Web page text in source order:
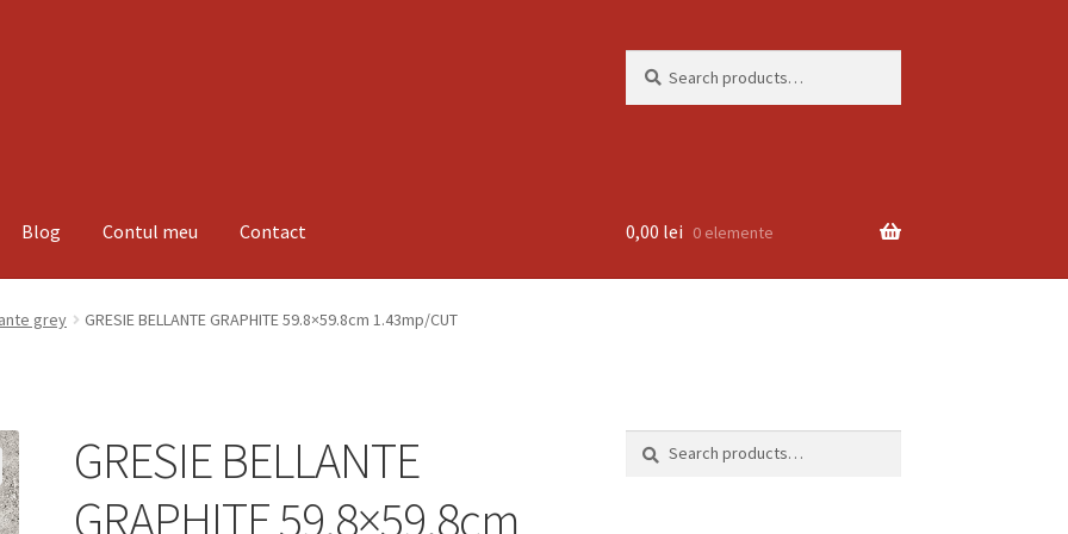
for:
Blog Contul meu Contact
noi Informatii Magazin Plată
0,00 lei 0 elemente
grey GRESIE BELLANTE GRAPHITE 59.8×59.8cm 1.43mp/CUT
GRESIE BELLANTE
GRAPHITE 59.8×59.8cm
Search
Search